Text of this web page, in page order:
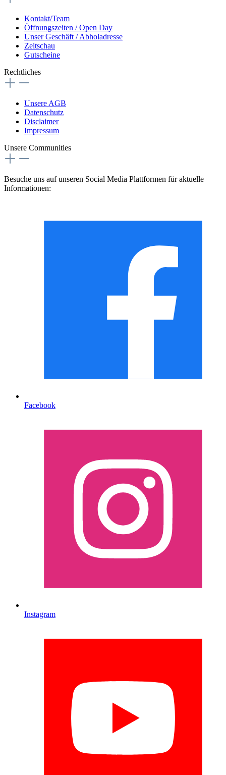
Kontakt/Team
Öffnungszeiten / Open Day
Unser Geschäft / Abholadresse
Zeltschau
Gutscheine
Rechtliches
Unsere AGB
Datenschutz
Disclaimer
Impressum
Unsere Communities
Besuche uns auf unseren Social Media Plattformen für aktuelle
Informationen:
Facebook
Instagram